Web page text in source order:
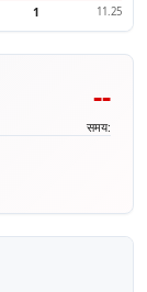
1 11.25
--
समय: